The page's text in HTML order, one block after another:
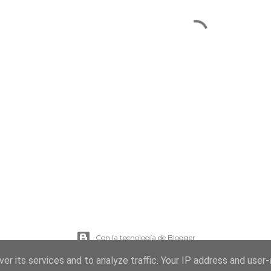
Con la tecnología de Blogger
Imágenes del tema:sebastian-julian
its services and to analyze traffic. Your IP address and